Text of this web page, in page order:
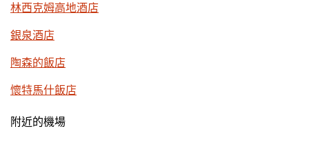
林西克姆高地酒店
銀泉酒店
陶森的飯店
懷特馬什飯店
附近的機場